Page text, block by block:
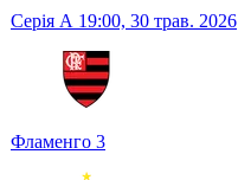
Серія А 19:00, 30 трав. 2026
Фламенго 3